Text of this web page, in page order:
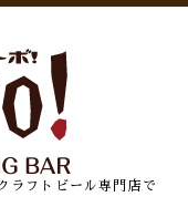
ラフトビール専門店で